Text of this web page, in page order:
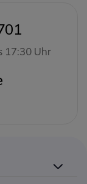
17:30 Uhr